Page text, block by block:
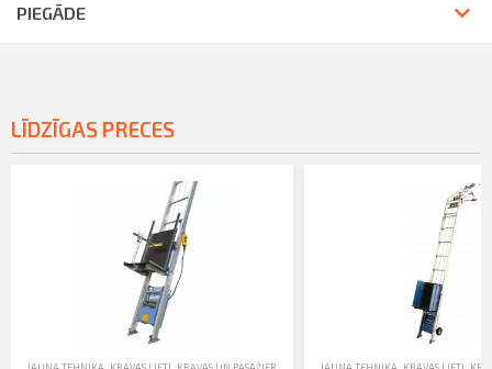
PIEGĀDE
LĪDZĪGAS PRECES